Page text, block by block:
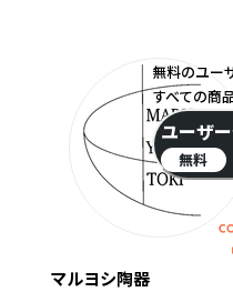
マルヨシ陶器
無料のユー
すべての商
ユーザ
無料